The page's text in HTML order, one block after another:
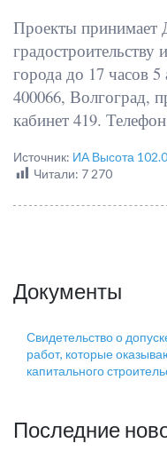
Проекты принимает
градостроительству
города до 17 часов
400066, Волгоград,
кабинет 419.
Источник: ИА Высота 102.0
Читали: 7 270
Документы
Свидетельство о
работ, которые
капитального
Последние